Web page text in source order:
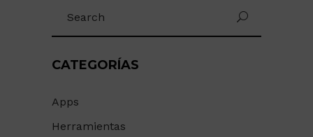
for:
CATEGORÍAS
Apps
Herramientas